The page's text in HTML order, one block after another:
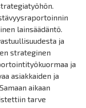
lainsäädäntö.
ja
strateginen
ja
asiakkaiden ja
aikaan
tarve